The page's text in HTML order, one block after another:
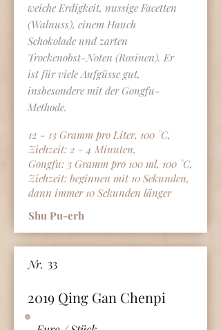
weiche Erdigkeit, nussige Facetten
(Walnuss), einem Hauch
Schokolade und zarten
Trockenobst-Noten (Rosinen). Er
ist für viele Aufgüsse gut,
insbesondere mit der Gongfu-
Methode.
12 - 13 Gramm pro Liter, 100 °C,
Ziehzeit: 2 - 4 Minuten.
Gongfu: 3 Gramm pro 100 ml, 100 °C,
Ziehzeit: beginnen mit 10 Sekunden,
dann immer 10 Sekunden länger
Shu Pu-erh
33
Nr.
2019 Qing Gan Chenpi